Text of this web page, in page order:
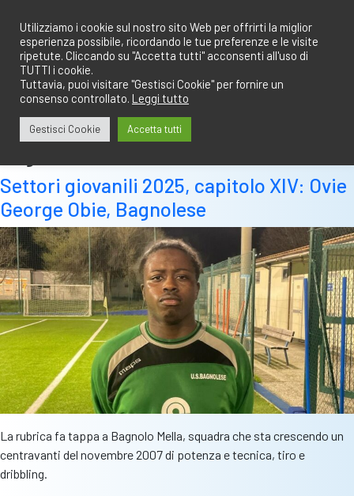
contenuto
Settori giovanili 2025, capitolo XIV: Ovie
George Obie, Bagnolese
La rubrica fa tappa a Bagnolo Mella, squadra che sta crescendo un
centravanti del novembre 2007 di potenza e tecnica, tiro e
dribbling.
Utilizziamo i cookie sul nostro sito Web per offrirti la miglior
esperienza possibile, ricordando le tue preferenze e le visite
ripetute. Cliccando su "Accetta tutti" acconsenti all'uso di
TUTTI i cookie.
Tuttavia, puoi visitare "Gestisci Cookie" per fornire un
consenso controllato. Leggi tutto
Gestisci Cookie Accetta tutti